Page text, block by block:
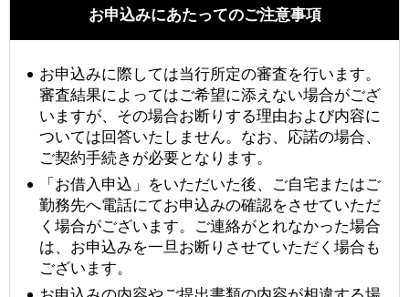
お申込みにあたってのご注意事項
お申込みに際しては当行所定の審査を行います。
審査結果によってはご希望に添えない場合がござ
いますが、その場合お断りする理由および内容に
ついては回答いたしません。なお、応諾の場合、
ご契約手続きが必要となります。
「お借入申込」をいただいた後、ご自宅またはご
勤務先へ電話にてお申込みの確認をさせていただ
く場合がございます。ご連絡がとれなかった場合
は、お申込みを一旦お断りさせていただく場合も
ございます。